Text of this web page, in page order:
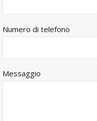
Numero di telefono
Messaggio